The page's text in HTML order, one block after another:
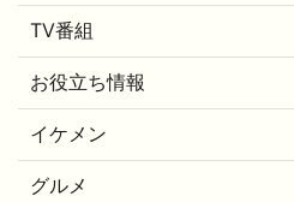
TV番組
お役立ち情報
イケメン
グルメ